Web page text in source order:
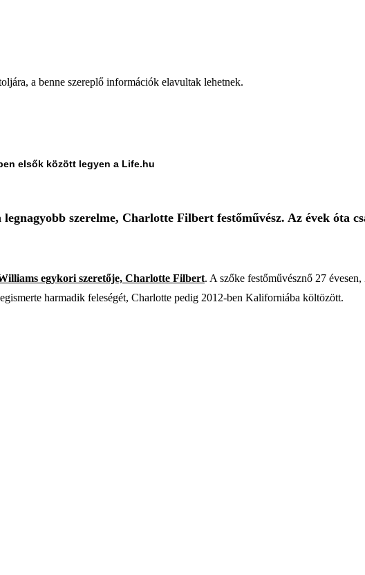
a benne szereplő információk elavultak lehetnek.
elsők között legyen a Life.hu
szerelme, Charlotte Filbert festőművész. Az évek óta
egykori szeretője, Charlotte Filbert. A szőke festőművésznő 27
harmadik feleségét, Charlotte pedig 2012-ben Kaliforniába költözött.